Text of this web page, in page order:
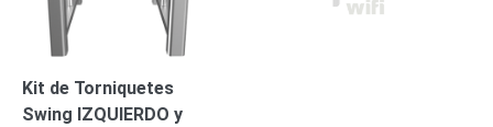
Kit de Torniquetes
Swing IZQUIERDO y